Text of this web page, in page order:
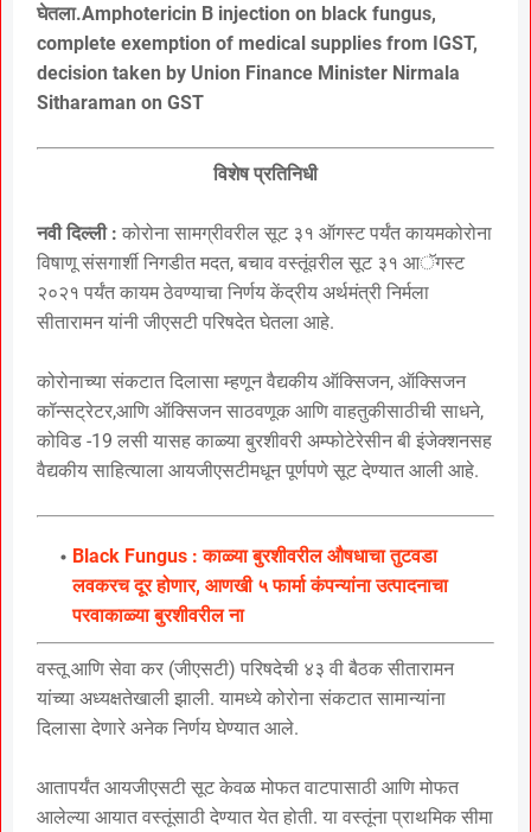
घेतला.Amphotericin B injection on black fungus,
complete exemption of medical supplies from IGST,
decision taken by Union Finance Minister Nirmala
Sitharaman on GST
विशेष प्रतिनिधी
नवी दिल्ली : कोरोना सामग्रीवरील सूट ३१ ऑगस्ट पर्यंत कायमकोरोना
विषाणू संसगार्शी निगडीत मदत, बचाव वस्तूंवरील सूट ३१ आॅगस्ट
२०२१ पर्यंत कायम ठेवण्याचा निर्णय केंद्रीय अर्थमंत्री निर्मला
सीतारामन यांनी जीएसटी परिषदेत घेतला आहे.
कोरोनाच्या संकटात दिलासा म्हणून वैद्यकीय ऑक्सिजन, ऑक्सिजन
कॉन्सट्रेटर,आणि ऑक्सिजन साठवणूक आणि वाहतुकीसाठीची साधने,
कोविड -19 लसी यासह काळ्या बुरशीवरी अम्फोटेरेसीन बी इंजेक्शनसह
वैद्यकीय साहित्याला आयजीएसटीमधून पूर्णपणे सूट देण्यात आली आहे.
Black Fungus : काळ्या बुरशीवरील औषधाचा तुटवडा
लवकरच दूर होणार, आणखी ५ फार्मा कंपन्यांना उत्पादनाचा
परवाकाळ्या बुरशीवरील ना
वस्तू आणि सेवा कर (जीएसटी) परिषदेची ४३ वी बैठक सीतारामन
यांच्या अध्यक्षतेखाली झाली. यामध्ये कोरोना संकटात सामान्यांना
दिलासा देणारे अनेक निर्णय घेण्यात आले.
आतापर्यंत आयजीएसटी सूट केवळ मोफत वाटपासाठी आणि मोफत
आलेल्या आयात वस्तूंसाठी देण्यात येत होती. या वस्तूंना प्राथमिक सीमा